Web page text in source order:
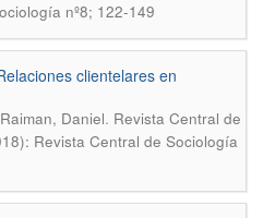
nº8; 122-149
clientelares en
Daniel. Revista Central de
Revista Central de Sociología